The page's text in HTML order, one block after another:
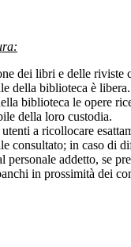
dei libri e delle riviste
della biblioteca è
biblioteca le opere
della loro custodia.
a ricollocare
consultato; in caso di
personale addetto, se
in prossimità dei